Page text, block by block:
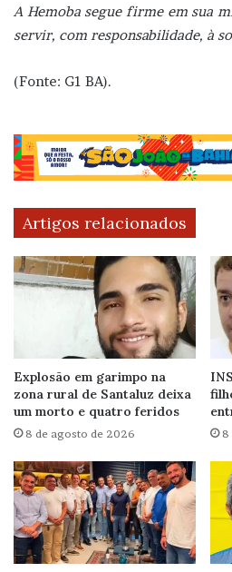
A Hemoba segue firme em sua
servir, com responsabilidade, à
(Fonte: G1 BA).
Artigos relacionados
Explosão em garimpo na
zona rural de Santaluz deixa
um morto e quatro feridos
8 de agosto de 2026 8